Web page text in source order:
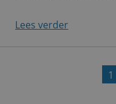
voor alle
heeft zijn eigen
verantwoordelijk voor
Lees verder
1